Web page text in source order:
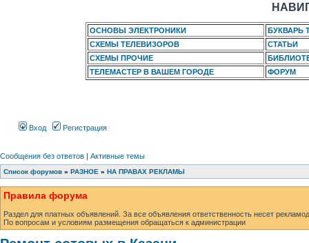
ОСНОВЫ ЭЛЕКТРОНИКИ
БУКВАРЬ
СХЕМЫ ТЕЛЕВИЗОРОВ
СТАТЬИ
СХЕМЫ ПРОЧИЕ
ТЕЛЕМАСТЕР В ВАШЕМ ГОРОДЕ
ФОРУМ
Вход Регистрация
Сообщения без ответов | Активные темы
Список форумов » РАЗНОЕ » НА ПРАВАХ РЕКЛАМЫ
Правила форума
Раздел для платных объявлений. За все объявления ответственность несет
По вопросам и условиям размещения обращаться к администрации